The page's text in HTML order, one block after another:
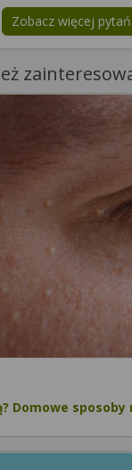
Zobacz więcej pytań
na temat
Domowe sposoby